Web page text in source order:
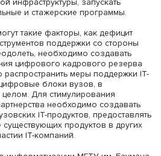
цифрового партнерства.
система для образовательной
образовательного обучения.
Мы готовы делиться, но для
недостаточно одних
преподавателям и студентам
Для этого мы
ассистентов и цифровых
сообществу и
университета работать в этих
она.